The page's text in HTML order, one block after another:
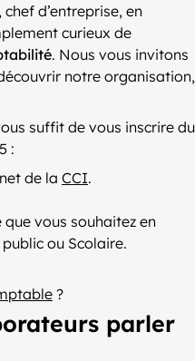
d’entreprise, en
curieux de
. Nous vous invitons
notre organisation,
suffit de vous inscrire du
:
de la CCI.
que vous souhaitez en
ou Scolaire.
?
parler